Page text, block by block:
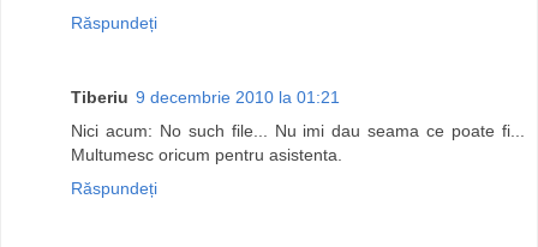
Răspundeți
Tiberiu 9 decembrie 2010 la 01:21
Nici acum: No such file... Nu imi dau seama ce poate fi...
Multumesc oricum pentru asistenta.
Răspundeți